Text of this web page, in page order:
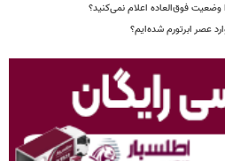
فوق‌العاده اعلام نمی‌کنید؟
عصر ابرتورم شده‌ایم؟